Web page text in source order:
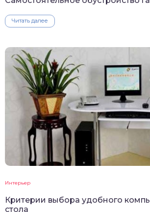
Читать далее
Интерьер
Критерии выбора удобного
стола